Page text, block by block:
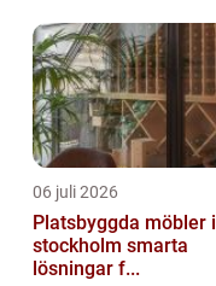
06 juli 2026
Platsbyggda möbler i
stockholm smarta
lösningar f...